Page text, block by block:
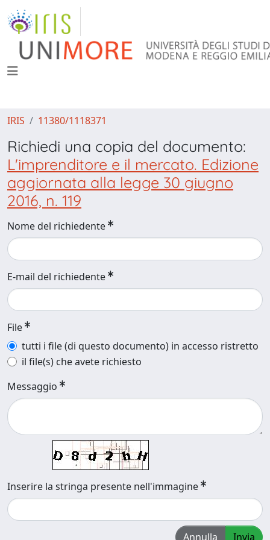
IRIS 11380/1118371
Richiedi una copia del documento:
L'imprenditore e il mercato. Edizione
aggiornata alla legge 30 giugno
2016, n. 119
Nome del richiedente
E-mail del richiedente
File
tutti i file (di questo documento) in accesso ristretto
il file(s) che avete richiesto
Messaggio
Inserire la stringa presente nell'immagine
Annulla Invia